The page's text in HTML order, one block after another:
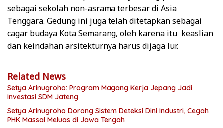
sebagai sekolah non-asrama terbesar di Asia
Tenggara. Gedung ini juga telah ditetapkan sebagai
cagar budaya Kota Semarang, oleh karena itu keaslian
dan keindahan arsitekturnya harus dijaga lur.
Related News
Setya Arinugroho: Program Magang Kerja Jepang Jadi
Investasi SDM Jateng
Setya Arinugroho Dorong Sistem Deteksi Dini Industri, Cegah
PHK Massal Meluas di Jawa Tengah